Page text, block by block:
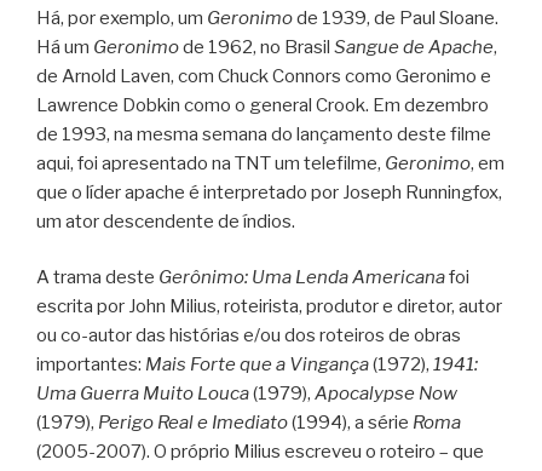
Há, por exemplo, um Geronimode 1939, de Paul Sloane.
Há um Geronimode 1962, no Brasil Sangue de Apache,
de Arnold Laven, com Chuck Connors como Geronimo e
Lawrence Dobkin como o general Crook. Em dezembro
de 1993, na mesma semana do lançamento deste filme
aqui, foi apresentado na TNT um telefilme, Geronimo, em
que o líder apache é interpretado por Joseph Runningfox,
um ator descendente de índios.
A trama deste Gerônimo: Uma Lenda Americanafoi
escrita por John Milius, roteirista, produtor e diretor, autor
ou co-autor das histórias e/ou dos roteiros de obras
importantes: Mais Forte que a Vingança(1972), 1941:
Uma Guerra Muito Louca(1979), Apocalypse Now
(1979), Perigo Real e Imediato(1994), a série Roma
(2005-2007). O próprio Milius escreveu o roteiro – que